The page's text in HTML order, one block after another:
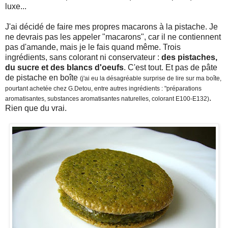
luxe...
J'ai décidé de faire mes propres macarons à la pistache. Je
ne devrais pas les appeler "macarons", car il ne contiennent
pas d'amande, mais je le fais quand même. Trois
ingrédients, sans colorant ni conservateur : des pistaches,
du sucre et des blancs d'oeufs. C'est tout. Et pas de pâte
de pistache en boîte (j'ai eu la désagréable surprise de lire sur ma boîte,
pourtant achetée chez G.Detou, entre autres ingrédients : "préparations
aromatisantes, substances aromatisantes naturelles, colorant E100-E132).
Rien que du vrai.